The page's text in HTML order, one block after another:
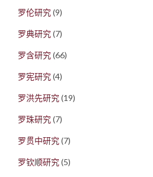
罗伦研究(9)
罗典研究(7)
罗含研究(66)
罗宪研究(4)
罗洪先研究(19)
罗珠研究(7)
罗贯中研究(7)
罗钦顺研究(5)